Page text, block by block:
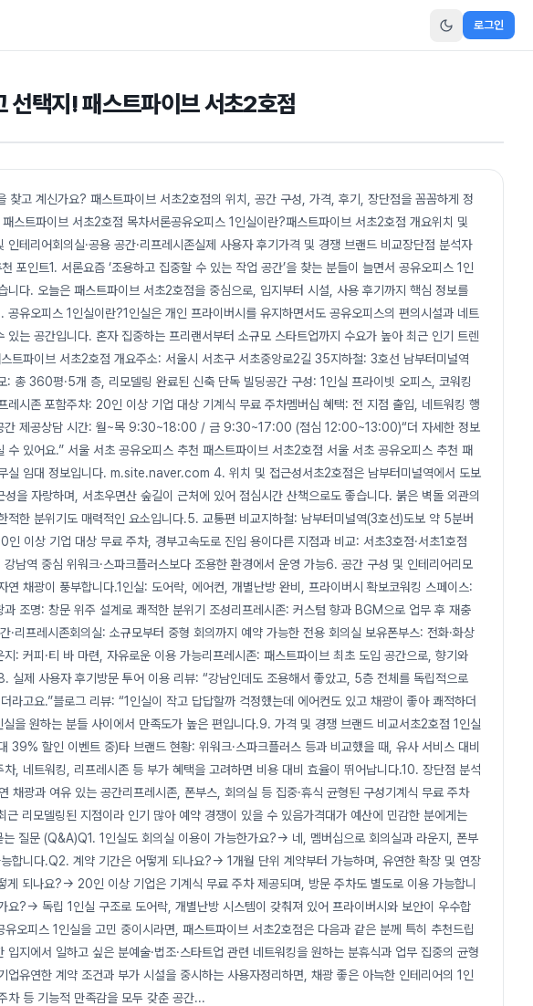
로그인
선택지! 패스트파이브 서초2호점
찾고 계신가요? 패스트파이브 서초2호점의 위치, 공간 구성, 가격, 후기, 장단점을 꼼꼼하게 정
스트파이브 서초2호점 목차서론공유오피스 1인실이란?패스트파이브 서초2호점 개요위치 및
인테리어회의실·공용 공간·리프레시존실제 사용자 후기가격 및 경쟁 브랜드 비교장단점 분석자
포인트1. 서론요즘 ‘조용하고 집중할 수 있는 작업 공간’을 찾는 분들이 늘면서 공유오피스 1인
니다. 오늘은 패스트파이브 서초2호점을 중심으로, 입지부터 시설, 사용 후기까지 핵심 정보를
유오피스 1인실이란?1인실은 개인 프라이버시를 유지하면서도 공유오피스의 편의시설과 네트
있는 공간입니다. 혼자 집중하는 프리랜서부터 소규모 스타트업까지 수요가 높아 최근 인기 트렌
트파이브 서초2호점 개요주소: 서울시 서초구 서초중앙로2길 35지하철: 3호선 남부터미널역
: 총 360평·5개 층, 리모델링 완료된 신축 단독 빌딩공간 구성: 1인실 프라이빗 오피스, 코워킹
레시존 포함주차: 20인 이상 기업 대상 기계식 무료 주차멤버십 혜택: 전 지점 출입, 네트워킹 행
간 제공상담 시간: 월~목 9:30~18:00 / 금 9:30~17:00 (점심 12:00~13:00)“더 자세한 정보
수 있어요.” 서울 서초 공유오피스 추천 패스트파이브 서초2호점 서울 서초 공유오피스 추천 패
실 임대 정보입니다. m.site.naver.com 4. 위치 및 접근성서초2호점은 남부터미널역에서 도보
을 자랑하며, 서초우면산 숲길이 근처에 있어 점심시간 산책으로도 좋습니다. 붉은 벽돌 외관의
적한 분위기도 매력적인 요소입니다.5. 교통편 비교지하철: 남부터미널역(3호선)도보 약 5분버
인 이상 기업 대상 무료 주차, 경부고속도로 진입 용이다른 지점과 비교: 서초3호점·서초1호점
남역 중심 위워크·스파크플러스보다 조용한 환경에서 운영 가능6. 공간 구성 및 인테리어리모
연 채광이 풍부합니다.1인실: 도어락, 에어컨, 개별난방 완비, 프라이버시 확보코워킹 스페이스:
과 조명: 창문 위주 설계로 쾌적한 분위기 조성리프레시존: 커스텀 향과 BGM으로 업무 후 재충
·리프레시존회의실: 소규모부터 중형 회의까지 예약 가능한 전용 회의실 보유폰부스: 전화·화상
: 커피·티 바 마련, 자유로운 이용 가능리프레시존: 패스트파이브 최초 도입 공간으로, 향기와
실제 사용자 후기방문 투어 이용 리뷰: “강남인데도 조용해서 좋았고, 5층 전체를 독립적으로
라고요.”블로그 리뷰: “1인실이 작고 답답할까 걱정했는데 에어컨도 있고 채광이 좋아 쾌적하더
실을 원하는 분들 사이에서 만족도가 높은 편입니다.9. 가격 및 경쟁 브랜드 비교서초2호점 1인실
39% 할인 이벤트 중)타 브랜드 현황: 위워크·스파크플러스 등과 비교했을 때, 유사 서비스 대비
, 네트워킹, 리프레시존 등 부가 혜택을 고려하면 비용 대비 효율이 뛰어납니다.10. 장단점 분석
채광과 여유 있는 공간리프레시존, 폰부스, 회의실 등 집중·휴식 균형된 구성기계식 무료 주차
근 리모델링된 지점이라 인기 많아 예약 경쟁이 있을 수 있음가격대가 예산에 민감한 분에게는
는 질문 (Q&A)Q1. 1인실도 회의실 이용이 가능한가요?→ 네, 멤버십으로 회의실과 라운지, 폰부
합니다.Q2. 계약 기간은 어떻게 되나요?→ 1개월 단위 계약부터 가능하며, 유연한 확장 및 연장
게 되나요?→ 20인 이상 기업은 기계식 무료 주차 제공되며, 방문 주차도 별도로 이용 가능합니
요?→ 독립 1인실 구조로 도어락, 개별난방 시스템이 갖춰져 있어 프라이버시와 보안이 우수합
오피스 1인실을 고민 중이시라면, 패스트파이브 서초2호점은 다음과 같은 분께 특히 추천드립
입지에서 일하고 싶은 분예술·법조·스타트업 관련 네트워킹을 원하는 분휴식과 업무 집중의 균형
업유연한 계약 조건과 부가 시설을 중시하는 사용자정리하면, 채광 좋은 아늑한 인테리어의 1인
차 등 기능적 만족감을 모두 갖춘 공간...